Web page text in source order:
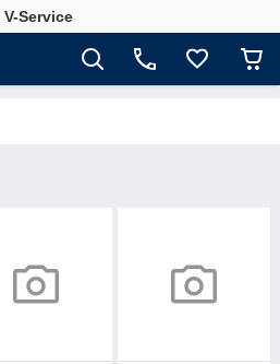
Service